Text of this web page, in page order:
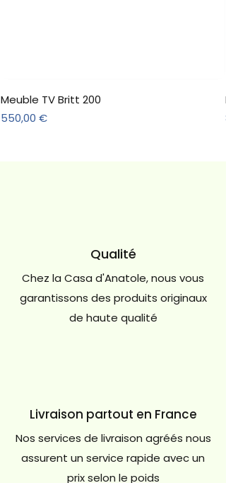
Meuble TV Britt 200
Prix
550,00 €
Qualité
Chez la Casa d'Anatole, nous vous
garantissons des produits originaux
de haute qualité
Livraison partout en France
Nos services de livraison agréés nous
assurent un service rapide avec un
prix selon le poids